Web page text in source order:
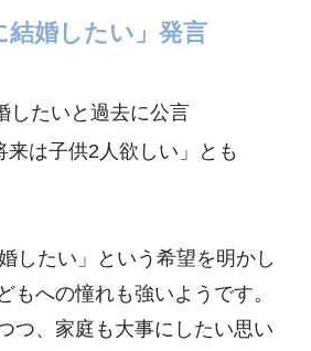
結婚したい」発言
したいと過去に公言
来は子供2人欲しい」とも
したい」という希望を明かし
もへの憧れも強いようです。
つ、家庭も大事にしたい思い